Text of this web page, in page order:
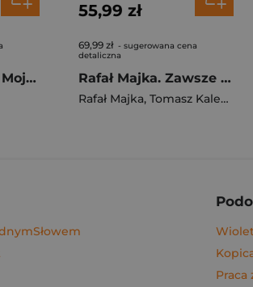
Pierogi z kimchi. Moje ulubione azjatyckie przepisy - książka z autografem
55,99 zł
69,99 zł - sugerowana cena
detaliczna
Rafał Majka. Zawsze z przodu. Rozmawia Tomasz Kalemba - książka z autografem
Rafał Majka, Tomasz Kalemba
Praca